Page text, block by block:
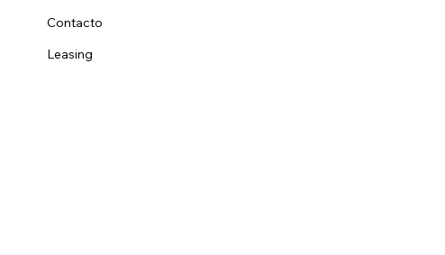
Contacto
Leasing